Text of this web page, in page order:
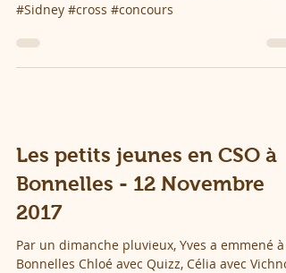
#Sidney #cross #concours
Les petits jeunes en CSO à
Bonnelles - 12 Novembre
2017
Par un dimanche pluvieux, Yves a emmené à
Bonnelles Chloé avec Quizz, Célia avec